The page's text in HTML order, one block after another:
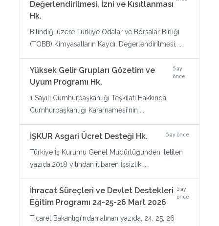
Değerlendirilmesi, İzni ve Kısıtlanması
Hk.
Bilindiği üzere Türkiye Odalar ve Borsalar Birliği
(TOBB) Kimyasalların Kaydı, Değerlendirilmesi, ...
Yüksek Gelir Grupları Gözetim ve
Uyum Programı Hk.
5 ay
önce
1 Sayılı Cumhurbaşkanlığı Teşkilatı Hakkında
Cumhurbaşkanlığı Kararnamesi'nin ...
İŞKUR Asgari Ücret Desteği Hk. 5 ay önce
Türkiye İş Kurumu Genel Müdürlüğünden iletilen
yazıda;2018 yılından itibaren İşsizlik ...
İhracat Süreçleri ve Devlet Destekleri
Eğitim Programı 24-25-26 Mart 2026
5 ay
önce
Ticaret Bakanlığı'ndan alınan yazıda, 24, 25, 26